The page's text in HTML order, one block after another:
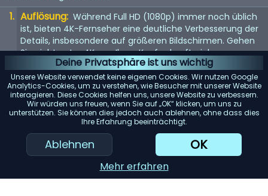
Deine Privatsphäre ist uns wichtig
Unsere Website verwendet keine eigenen Cookies. Wir nutzen Google
Analytics-Cookies, um zu verstehen, wie Besucher mit unserer Website
interagieren. Diese Cookies helfen uns, unsere Website zu verbessern.
Wir würden uns freuen, wenn Sie auf „OK“ klicken, um uns zu
unterstützen. Sie können dies jedoch auch ablehnen, ohne dass dies
Ihre Erfahrung beeinträchtigt.
Ablehnen OK
Mehr erfahren
Auflösung: Während Full HD (1080p) immer noch üblich
ist, bieten 4K-Fernseher eine deutliche Verbesserung der
Details, insbesondere auf größeren Bildschirmen. Gehen
Sie nicht unter 4K, um Ihren Kauf zukunftssicher zu
machen. 8K steht vor der Tür, aber da Inhalte noch rar
sind, ist dies noch keine Notwendigkeit.
Bildwiederholfrequenz: Achten Sie auf eine
Bildwiederholfrequenz von 120 Hz für flüssigere
Bewegungen. Dies ist besonders wichtig für schnelle
Inhalte wie Sport oder Actionfilme. Eine höhere
Bildwiederholfrequenz kann auch das Spielerlebnis
verbessern.
High Dynamic Range (HDR):